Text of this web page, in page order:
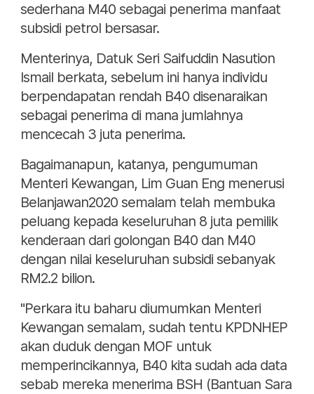
sederhana M40 sebagai penerima manfaat
subsidi petrol bersasar.
Menterinya, Datuk Seri Saifuddin Nasution
Ismail berkata, sebelum ini hanya individu
berpendapatan rendah B40 disenaraikan
sebagai penerima di mana jumlahnya
mencecah 3 juta penerima.
Bagaimanapun, katanya, pengumuman
Menteri Kewangan, Lim Guan Eng menerusi
Belanjawan2020 semalam telah membuka
peluang kepada keseluruhan 8 juta pemilik
kenderaan dari golongan B40 dan M40
dengan nilai keseluruhan subsidi sebanyak
RM2.2 bilion.
"Perkara itu baharu diumumkan Menteri
Kewangan semalam, sudah tentu KPDNHEP
akan duduk dengan MOF untuk
memperincikannya, B40 kita sudah ada data
sebab mereka menerima BSH (Bantuan Sara